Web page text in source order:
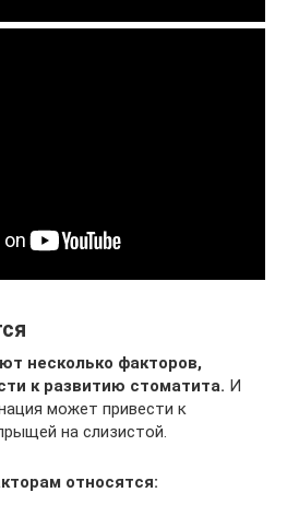
несколько факторов,
к развитию стоматита. И
может привести к
на слизистой.
относятся: